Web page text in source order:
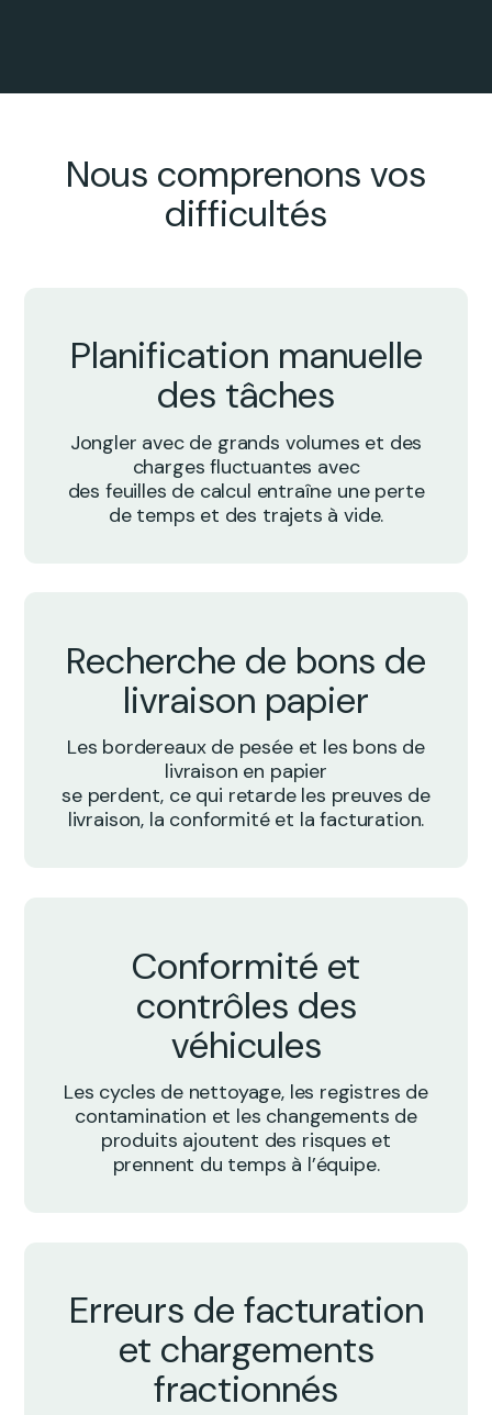
Nous comprenons vos
difficultés
Planification manuelle
des tâches
Jongler avec de grands volumes et des
charges fluctuantes avec
des feuilles de calcul entraîne une perte
de temps et des trajets à vide.
Recherche de bons de
livraison papier
Les bordereaux de pesée et les bons de
livraison en papier
se perdent, ce qui retarde les preuves de
livraison, la conformité et la facturation.
Conformité et
contrôles des
véhicules
Les cycles de nettoyage, les registres de
contamination et les changements de
produits ajoutent des risques et
prennent du temps à l’équipe.
Erreurs de facturation
et chargements
fractionnés